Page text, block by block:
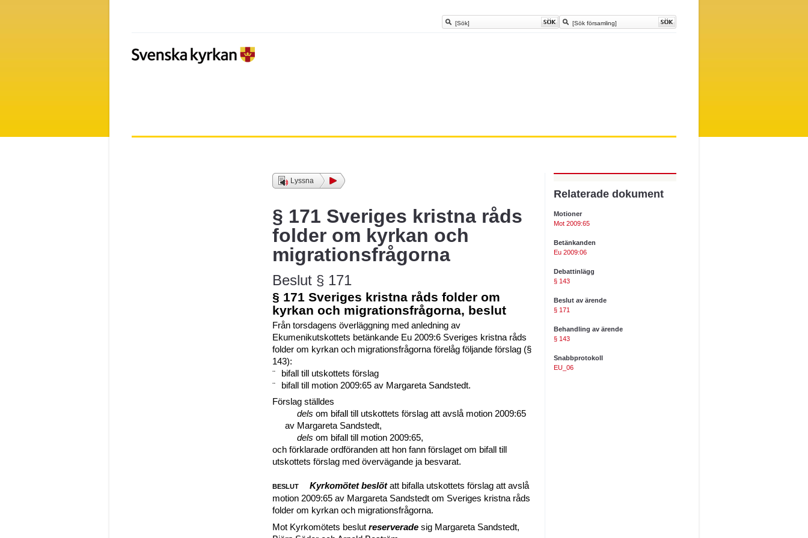
Lyssna
§ 171 Sveriges kristna råds
folder om kyrkan och
migrationsfrågorna
Beslut § 171
§ 171 Sveriges kristna råds folder om
kyrkan och migrationsfrågorna, beslut
Från torsdagens överläggning med anledning av
Ekumenikutskottets betänkande Eu 2009:6 Sveriges kristna råds
folder om kyrkan och migrationsfrågorna förelåg följande förslag (§
143):
¨
bifall till utskottets förslag
¨
bifall till motion 2009:65 av Margareta Sandstedt.
Förslag ställdes
dels om bifall till utskottets förslag att avslå motion 2009:65
av Margareta Sandstedt,
dels om bifall till motion 2009:65,
och förklarade ordföranden att hon fann förslaget om bifall till
utskottets förslag med övervägande ja besvarat.
BESLUT Kyrkomötet beslötatt bifalla utskottets förslag att avslå
motion 2009:65 av Margareta Sandstedt om Sveriges kristna råds
folder om kyrkan och migrations­frågorna.
Mot Kyrkomötets beslut reserverade sig Margareta Sandstedt,
Relaterade dokument
Motioner
Mot 2009:65
Betänkanden
Eu 2009:06
Debattinlägg
§ 143
Beslut av ärende
§ 171
Behandling av ärende
§ 143
Snabbprotokoll
EU_06